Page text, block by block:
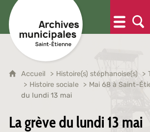
Accueil Histoire(s) stéphanoise(s)
Histoire sociale
Mai 68 à Saint-
du lundi 13 mai
La grève du lundi 13 mai